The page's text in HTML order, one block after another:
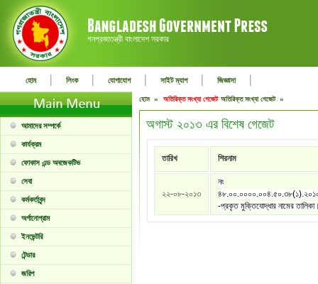
গনপ্রজাতন্ত্রী বাংলাদেশ সরকার
হোম | লিংক | যোগাযোগ | সাইট ম্যাপ | জিজ্ঞাসা |
আমাদের সম্পর্কে
কার্যক্রম
ফোকাস এন্ড অবজেকটিভ
সেবা
কর্মকর্তাবৃন্দ
অর্গানোগ্রাম
ইনভেন্টরি
টেন্ডার
জরিপ
হোম » অতিরিক্ত সংখ্যা গেজেট অতিরিক্ত সংখ্যা গেজেট »
অগাস্ট ২০১৩ এর বিশেষ গেজেট
তারিখ শিরনাম
২২-০৮-২০১৩
নং
-প্রকৃত মুক্তিযোদ্ধার নামের